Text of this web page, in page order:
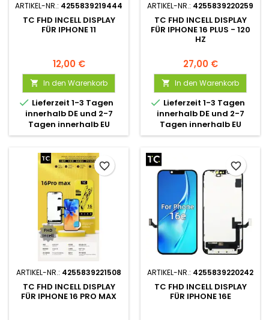
ARTIKEL-NR.: 4255839219444
TC FHD INCELL DISPLAY
FÜR IPHONE 11
12,00 €
 In den Warenkorb
 Lieferzeit 1-3 Tagen
innerhalb DE und 2-7
Tagen innerhalb EU
ARTIKEL-NR.: 4255839220259
TC FHD INCELL DISPLAY
FÜR IPHONE 16 PLUS - 120
HZ
27,00 €
 In den Warenkorb
 Lieferzeit 1-3 Tagen
innerhalb DE und 2-7
Tagen innerhalb EU
ARTIKEL-NR.: 4255839221508
TC FHD INCELL DISPLAY
FÜR IPHONE 16 PRO MAX
favorite_border
ARTIKEL-NR.: 4255839220242
TC FHD INCELL DISPLAY
FÜR IPHONE 16E
favorite_border